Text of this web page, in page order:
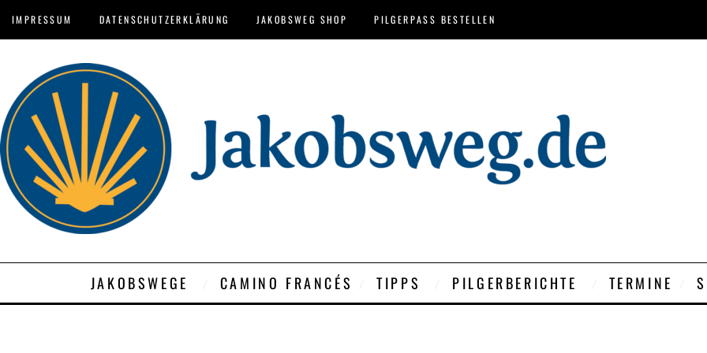
IMPRESSUM DATENSCHUTZERKLÄRUNG JAKOBSWEG SHOP PILGERPASS BESTELLEN
JAKOBSWEGE CAMINO FRANCÉS TIPPS PILGERBERICHTE TERMINE